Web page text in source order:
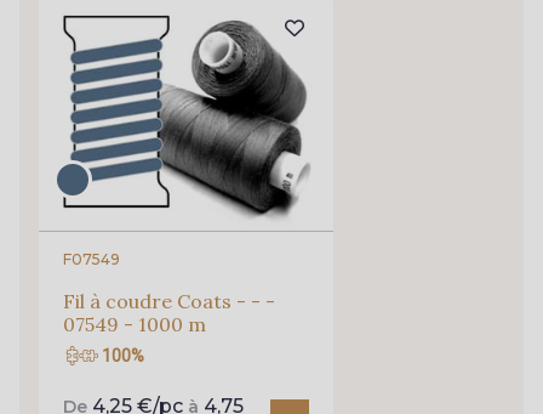
210 - Liqueur
840 - Hazel
370 - Peony
F07549
Fil à coudre Coats - - -
07549 - 1000 m
100%
De 4,25 €/pc à 4,75